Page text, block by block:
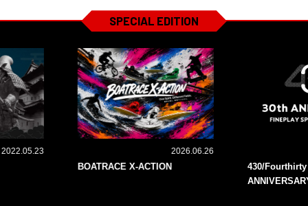
SPECIAL EDITION
2022.05.23 2026.06.26
BOATRACE X-ACTION
430/